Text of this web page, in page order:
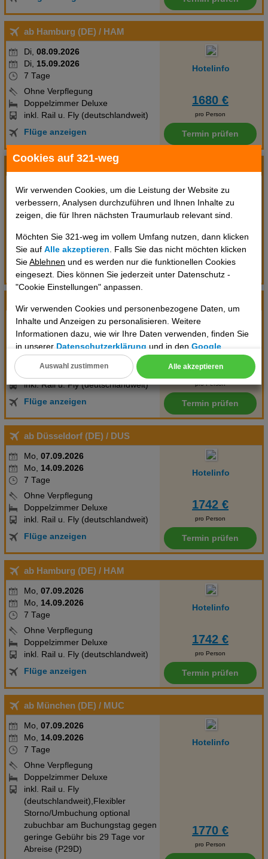
Cookies auf 321-weg
Wir verwenden Cookies, um die Leistung der Website zu
verbessern, Analysen durchzuführen und Ihnen Inhalte zu
zeigen, die für Ihren nächsten Traumurlaub relevant sind.
Möchten Sie 321-weg im vollem Umfang nutzen, dann klicken
Sie aufAlle akzeptieren . Falls Sie das nicht möchten klicken
SieAblehnen und es werden nur die funktionellen Cookies
eingesezt. Dies können Sie jederzeit unter Datenschutz -
"Cookie Einstellungen" anpassen.
Wir verwenden Cookies und personenbezogene Daten, um
Inhalte und Anzeigen zu personalisieren. Weitere
Informationen dazu, wie wir Ihre Daten verwenden, finden Sie
in unsererDatenschutzerklärung und in denGoogle
Datenschutz- und Nutzungsbedingungen
Cookie Einstellungen
Technische Cookies
Analyse
Social Media Cookies
Advertising
Erweiterte Einstellungen
Alle akzeptieren
Auswahl zustimmen
ab Hamburg (DE) / HAM
Di, 08.09.2026
Di, 15.09.2026
7 Tage
Ohne Verpflegung
Doppelzimmer Deluxe
inkl. Rail u. Fly (deutschlandweit)
Flüge anzeigen
Hotelinfo
1680 €
pro Person
Termin prüfen
/ CGN
So, 06.09.2026
Sa,
12.09.2026
6 Tage
Doppelzimmer Deluxe
inkl. Rail u. Fly (deutschlandweit)
Flüge anzeigen
Hotelinfo
1692 €
pro Person
So,06.09.2026
So,13.09.2026
7 Tage
Ohne Verpflegung
inkl. Rail u. Fly (deutschlandweit)
Flüge anzeigen
Hotelinfo
1717 €
pro Person
Termin prüfen
ab Düsseldorf (DE) / DUS
Mo, 07.09.2026
Mo, 14.09.2026
7 Tage
Ohne Verpflegung
Doppelzimmer Deluxe
inkl. Rail u. Fly (deutschlandweit)
Flüge anzeigen
Hotelinfo
1742 €
pro Person
Termin prüfen
ab Hamburg (DE) / HAM
Mo, 07.09.2026
Mo, 14.09.2026
7 Tage
Ohne Verpflegung
Doppelzimmer Deluxe
inkl. Rail u. Fly (deutschlandweit)
Flüge anzeigen
Hotelinfo
1742 €
pro Person
Termin prüfen
ab München (DE) / MUC
Mo, 07.09.2026
Mo, 14.09.2026
7 Tage
Ohne Verpflegung
Doppelzimmer Deluxe
inkl. Rail u. Fly
(deutschlandweit),Flexibler
Storno/Umbuchung optional
zubuchbar am Buchungstag gegen
geringe Gebühr bis 29 Tage vor
Abreise (P29D)
Hotelinfo
1770 €
pro Person